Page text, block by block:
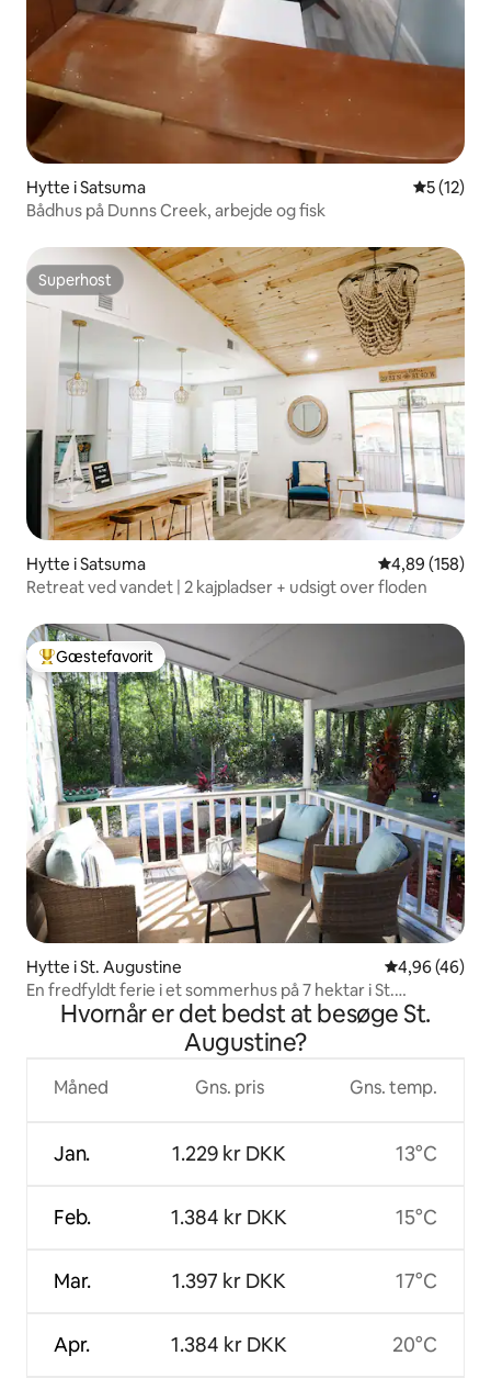
Hytte i Satsuma 5 ud af 5
5 (12)
Bådhus på Dunns Creek, arbejde og fisk
Superhost
Superhost
Hytte i Satsuma 4,89 ud af 5 i
4,89 (158)
Retreat ved vandet | 2 kajpladser + udsigt over floden
Bedste gæstefavorit
Gæstefavorit
Hytte i St. Augustine 4,96 ud af 5 i
4,96 (46)
En fredfyldt ferie i et sommerhus på 7 hektar i St.
Augustine
Hvornår er det bedst at besøge St.
Augustine?
Måned
Jan.
Feb.
Mar.
Apr.
Gns. pris
1.229 kr DKK
1.384 kr DKK
1.397 kr DKK
1.384 kr DKK
Gns. temp.
13°C
15°C
17°C
20°C